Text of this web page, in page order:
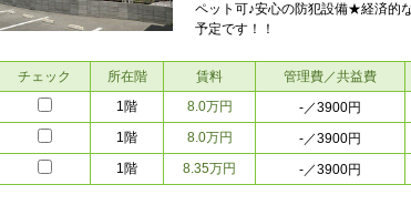
ペット可♪安心の防犯設備★経済的
予定です！！
チェック 所在階 賃料 管理費／共益費
1階
8.0万円 -／3900円
1階
8.0万円 -／3900円
1階
8.35万円 -／3900円